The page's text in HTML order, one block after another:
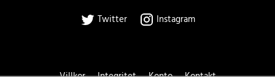
Twitter Instagram